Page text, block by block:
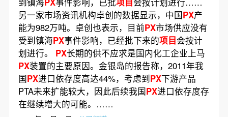
另一家市场资讯机构卓创的数据显示，中国PX产
能为982万吨。卓创也表示，目前PX市场供应没有
受到镇海PX事件影响，已经批下来的项目会按计
划进行。 PX长期的供不应求是国内化工企业上马
PX装置的主要原因。金银岛的报告称，2011年我
国PX进口依存度高达44%，考虑到PX下游产品
PTA未来扩能较大，因此后续我国PX进口依存度存
在继续增大的可能。……